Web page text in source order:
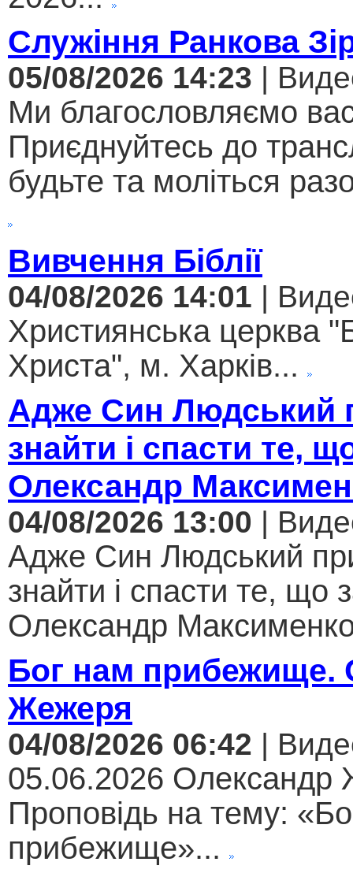
Служіння Ранкова
05/08/2026 14:23 |
Ми благословляємо
Приєднуйтесь до
будьте та моліться
Вивчення Біблії
04/08/2026 14:01 |
Християнська церква
Христа", м. Харків...
Адже Син Людський
знайти і спасти те,
Олександр
04/08/2026 13:00 |
Адже Син Людський
знайти і спасти те, що
Олександр
Бог нам прибежище.
Жежеря
04/08/2026 06:42 |
05.06.2026 Олександр
Проповідь на тему:
прибежище»...